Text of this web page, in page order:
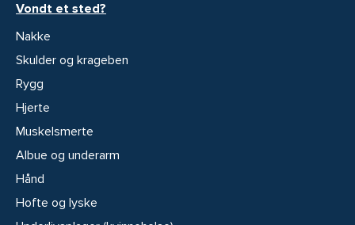
Vondt et sted?
Nakke
Skulder og krageben
Rygg
Hjerte
Muskelsmerte
Albue og underarm
Hånd
Hofte og lyske